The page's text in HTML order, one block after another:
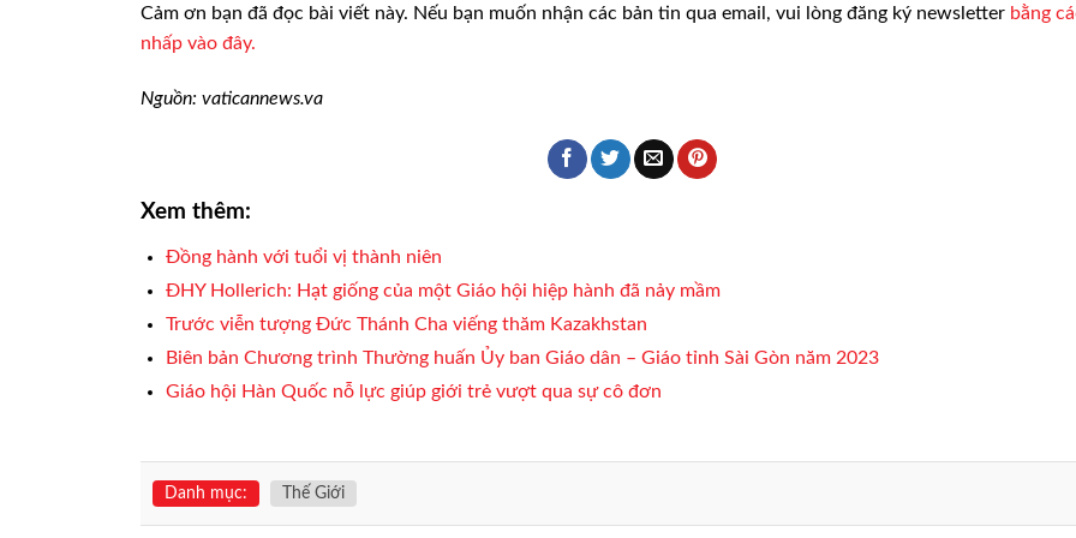
Cảm ơn bạn đã đọc bài viết này. Nếu bạn muốn nhận các bản tin qua email, vui lòng đăng ký newsletter bằng
nhấp vào đây.
Nguồn: vaticannews.va
Xem thêm:
Đồng hành với tuổi vị thành niên
ĐHY Hollerich: Hạt giống của một Giáo hội hiệp hành đã nảy mầm
Trước viễn tượng Đức Thánh Cha viếng thăm Kazakhstan
Biên bản Chương trình Thường huấn Ủy ban Giáo dân – Giáo tỉnh Sài Gòn năm 2023
Giáo hội Hàn Quốc nỗ lực giúp giới trẻ vượt qua sự cô đơn
Danh mục: Thế Giới